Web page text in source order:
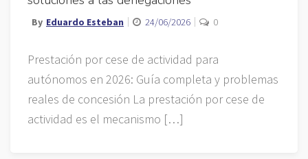
By Eduardo Esteban 24/06/2026 0
Prestación por cese de actividad para
autónomos en 2026: Guía completa y problemas
reales de concesión La prestación por cese de
actividad es el mecanismo […]